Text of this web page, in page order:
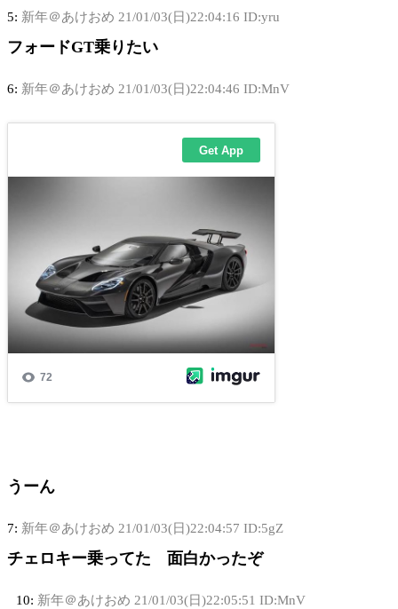
5: 新年＠あけおめ 21/01/03(日)22:04:16 ID:yru
フォードGT乗りたい
6: 新年＠あけおめ 21/01/03(日)22:04:46 ID:MnV
うーん
7: 新年＠あけおめ 21/01/03(日)22:04:57 ID:5gZ
チェロキー乗ってた 面白かったぞ
10: 新年＠あけおめ 21/01/03(日)22:05:51 ID:MnV